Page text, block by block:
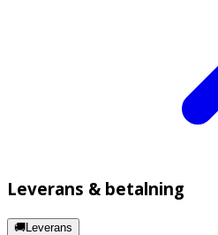
Leverans & betalning
🚚Leverans